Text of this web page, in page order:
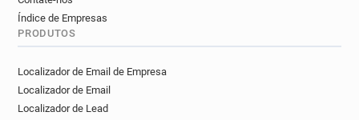
Índice de Empresas
PRODUTOS
Localizador de Email de Empresa
Localizador de Email
Localizador de Lead